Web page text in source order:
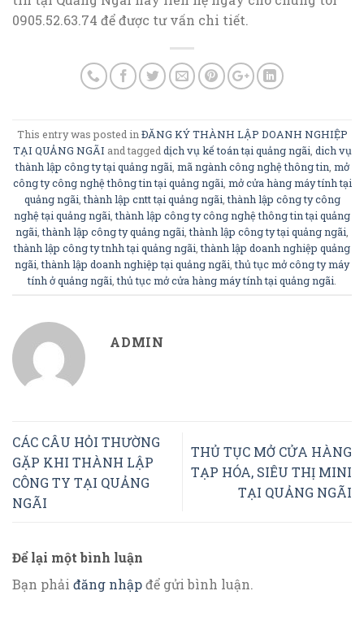
0905.52.63.74 để được tư vấn chi tiết.
This entry was posted in ĐĂNG KÝ THÀNH LẬP DOANH NGHIỆP
TẠI QUẢNG NGÃI and tagged dịch vụ kế toán tại quảng ngãi dich vụ
thành lập công ty tại quảng ngãi mã ngành công nghệ thông tin mở
công ty công nghệ thông tin tại quảng ngãi mở cửa hàng máy tính tại
quảng ngãi ,thành lập cntt tại quảng ngãi ,thành lập công ty công
nghệ tại quảng ngãi ,thành lập công ty công nghệ thông tin tại quảng
ngãi ,thành lập công ty quảng ngãi ,thành lập công ty tại quảng ngãi
thành lập công ty tnhh tại quảng ngãi ,thành lập doanh nghiệp quảng
ngãi ,thành lập doanh nghiệp tại quảng ngãi ,thủ tục mở công ty máy
tính ở quảng ngãi ,thủ tục mở cửa hàng máy tính tại quảng ngãi
ADMIN
CÁC CÂU HỎI THƯỜNG
GẶP KHI THÀNH LẬP
CÔNG TY TẠI QUẢNG
NGÃI
THỦ TỤC MỞ CỬA HÀNG
TẠP HÓA, SIÊU THỊ MINI
TẠI QUẢNG NGÃI
Để lại một bình luận
Bạn phải đăng nhậpđể gửi bình luận.